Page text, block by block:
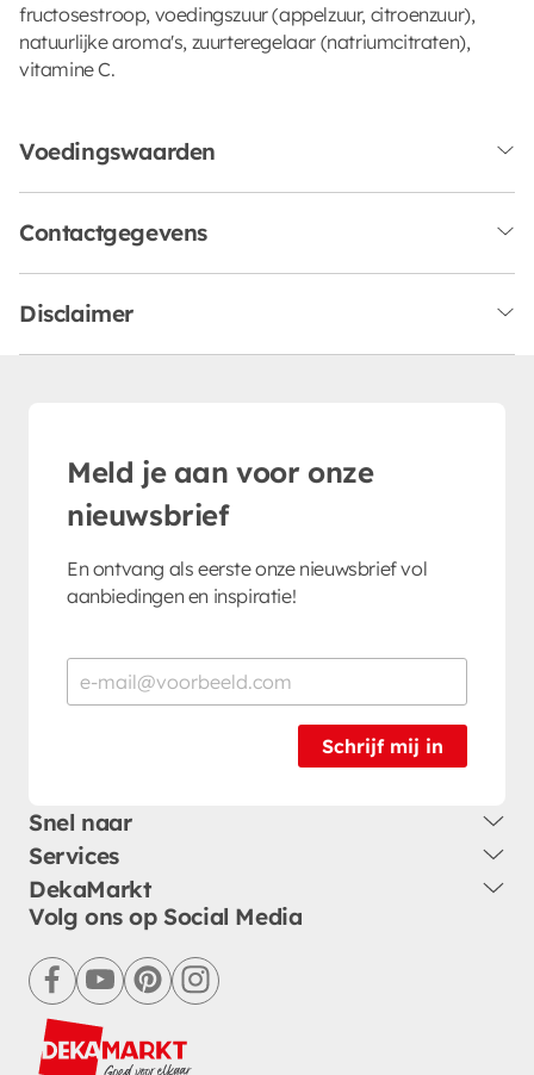
fructosestroop, voedingszuur (appelzuur, citroenzuur),
natuurlijke aroma's, zuurteregelaar (natriumcitraten),
vitamine C.
Voedingswaarden
Contactgegevens
Disclaimer
Meld je aan voor onze
nieuwsbrief
En ontvang als eerste onze nieuwsbrief vol
aanbiedingen en inspiratie!
Schrijf mij in
Snel naar
Services
DekaMarkt
Volg ons op Social Media
facebookyoutubepinterestinstagram